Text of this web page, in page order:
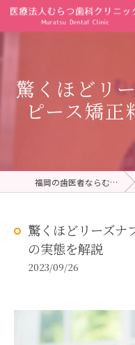
驚くほどリ
ピース矯正
福岡の歯医者ならむらつ歯科クリニック
驚くほどリーズナ
の実態を解説
2023/09/26